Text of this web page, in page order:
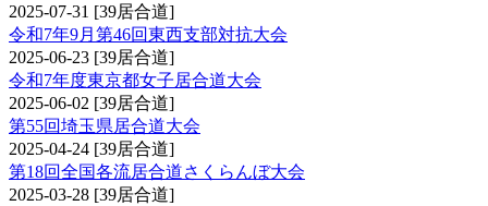
2025-07-31 [39居合道]
令和7年9月第46回東西支部対抗大会
2025-06-23 [39居合道]
令和7年度東京都女子居合道大会
2025-06-02 [39居合道]
第55回埼玉県居合道大会
2025-04-24 [39居合道]
第18回全国各流居合道さくらんぼ大会
2025-03-28 [39居合道]